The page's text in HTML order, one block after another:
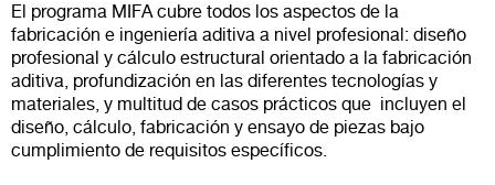
El programa MIFA cubre todos los aspectos de la
fabricación e ingeniería aditiva a nivel profesional: diseño
profesional y cálculo estructural orientado a la fabricación
aditiva, profundización en las diferentes tecnologías y
materiales, y multitud de casos prácticos que incluyen el
diseño, cálculo, fabricación y ensayo de piezas bajo
cumplimiento de requisitos específicos.